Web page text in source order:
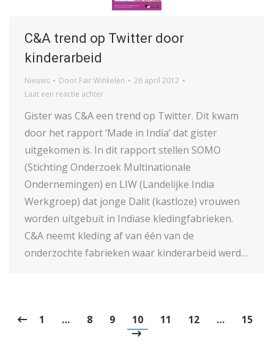
C&A trend op Twitter door
kinderarbeid
Nieuws Door Fair Winkelen
26 april 2012
Laat een reactie achter
Gister was C&A een trend op Twitter. Dit kwam
door het rapport ‘Made in India’ dat gister
uitgekomen is. In dit rapport stellen SOMO
(Stichting Onderzoek Multinationale
Ondernemingen) en LIW (Landelijke India
Werkgroep) dat jonge Dalit (kastloze) vrouwen
worden uitgebuit in Indiase kledingfabrieken.
C&A neemt kleding af van één van de
onderzochte fabrieken waar kinderarbeid werd…
1 … 8 9 10 11 12 … 15